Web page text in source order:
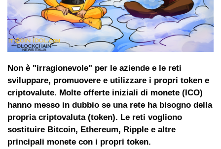
Non è "irragionevole" per le aziende e le reti
sviluppare, promuovere e utilizzare i propri token e
criptovalute. Molte offerte iniziali di monete (ICO)
hanno messo in dubbio se una rete ha bisogno della
propria criptovaluta (token). Le reti vogliono
sostituire Bitcoin, Ethereum, Ripple e altre
principali monete con i propri token.